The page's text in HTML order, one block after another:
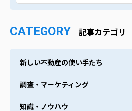
CATEGORY 記事カテゴリ
新しい不動産の使い手たち
調査・マーケティング
知識・ノウハウ